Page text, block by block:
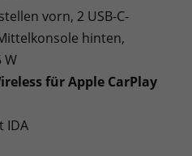
vorn, 2 USB-C-
hinten,
W
für Apple CarPlay
IDA